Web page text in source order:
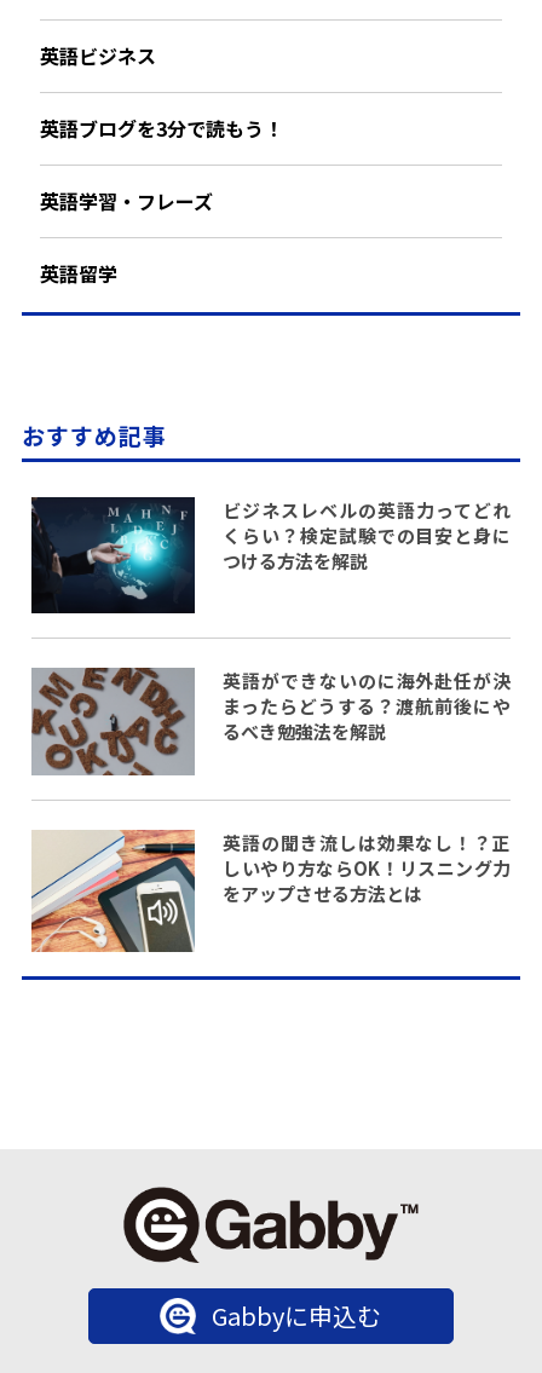
英語ビジネス
英語ブログを3分で読もう！
英語学習・フレーズ
英語留学
おすすめ記事
ビジネスレベルの英語力ってどれ
くらい？検定試験での目安と身に
つける方法を解説
英語ができないのに海外赴任が決
まったらどうする？渡航前後にや
るべき勉強法を解説
英語の聞き流しは効果なし！？正
しいやり方ならOK！リスニング力
をアップさせる方法とは
Gabbyに申込む